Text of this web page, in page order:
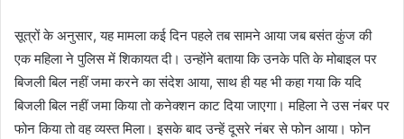
सूत्रों के अनुसार, यह मामला कई दिन पहले तब सामने आया जब बसंत कुंज की
एक महिला ने पुलिस में शिकायत दी। उन्होंने बताया कि उनके पति के मोबाइल पर
बिजली बिल नहीं जमा करने का संदेश आया, साथ ही यह भी कहा गया कि यदि
बिजली बिल नहीं जमा किया तो कनेक्शन काट दिया जाएगा। महिला ने उस नंबर पर
फोन किया तो वह व्यस्त मिला। इसके बाद उन्हें दूसरे नंबर से फोन आया। फोन